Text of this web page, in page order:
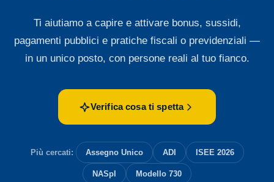
Ti aiutiamo a capire e attivare bonus, sussidi,
pagamenti pubblici e pratiche fiscali o previdenziali —
in un unico posto, con persone reali al tuo fianco.
Verifica cosa ti spetta
Più cercati: Assegno Unico ADI ISEE 2026
NASpI Modello 730